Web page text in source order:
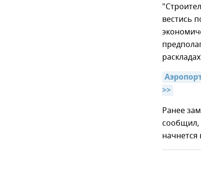
вестись
>>
Ранее
сообщил,
начнется